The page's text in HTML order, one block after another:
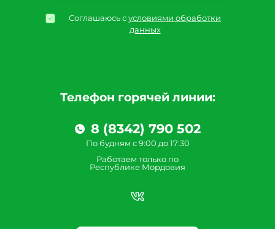
Телефон горячей линии:
8 (8342) 790 502
По будням с 9:00 до 17:30
Работаем только по
Республике Мордовия
Соглашаюсь сусловиями обработки
данных